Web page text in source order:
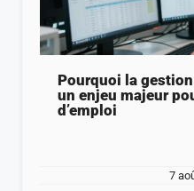
Pourquoi la
un enjeu majeur
d’emploi
7